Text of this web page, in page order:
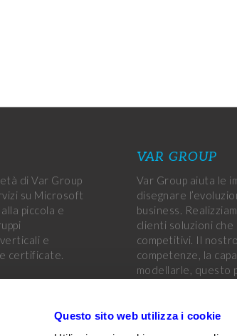
Questo sito web utilizza i cookie
di Var Group
su Microsoft
piccola e
e
certificate.
VAR GROUP
Var Group aiuta le
disegnare
business.
clienti soluzioni che
competitivi. Il
competenze, la
modellarle, questo